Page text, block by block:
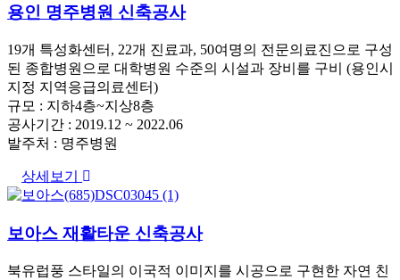
용인 명주병원 신축공사
19개 특성화센터, 22개 진료과, 50여명의 전문의료진으로 구성
된 종합병원으로 대학병원 수준의 시설과 장비를 구비 (용인시
지정 지역응급의료센터)
규모 : 지하4층~지상8층
공사기간 : 2019.12 ~ 2022.06
발주처 : 명주병원
상세보기
보아스 재활타운 신축공사
북유럽풍 스타일의 이국적 이미지를 시공으로 구현한 자연 친